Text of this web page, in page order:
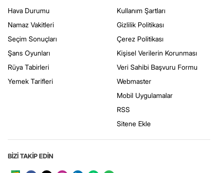
Hava Durumu
Namaz Vakitleri
Seçim Sonuçları
Şans Oyunları
Rüya Tabirleri
Yemek Tarifleri
Kullanım Şartları
Gizlilik Politikası
Çerez Politikası
Kişisel Verilerin Korunması
Veri Sahibi Başvuru Formu
Webmaster
Mobil Uygulamalar
RSS
Sitene Ekle
BİZİ TAKİP EDİN